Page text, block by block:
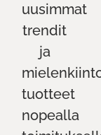
uusimmat
trendit
ja
tuotteet
nopealla